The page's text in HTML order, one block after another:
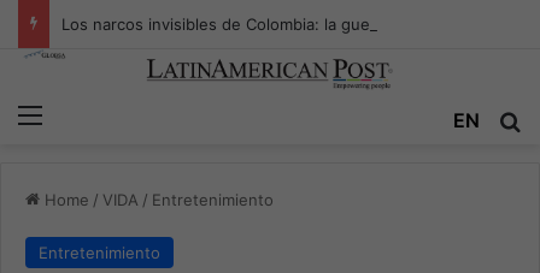
EN
Home / VIDA / Entretenimiento
Entretenimiento